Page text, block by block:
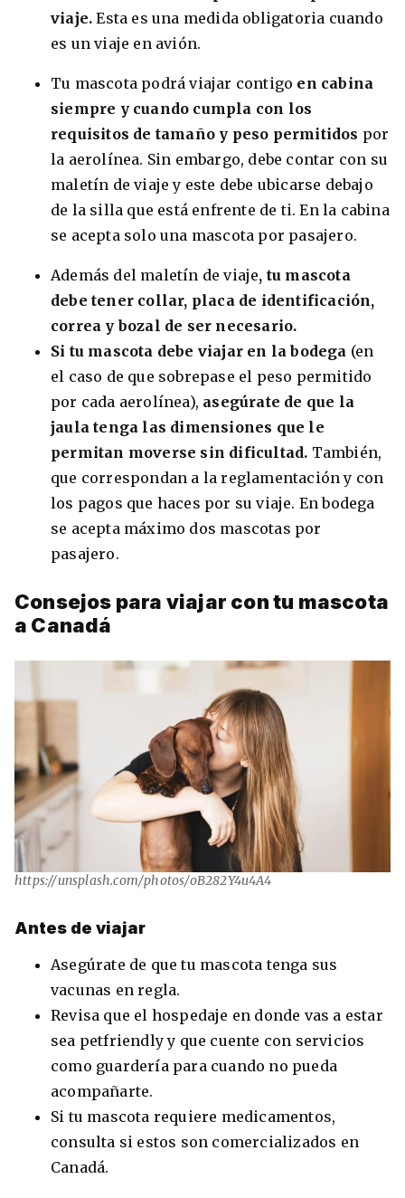
viaje.Esta es una medida obligatoria cuando
es un viaje en avión.
Tu mascota podrá viajar contigo en cabina
siempre y cuando cumpla con los
requisitos de tamaño y peso permitidos por
la aerolínea. Sin embargo, debe contar con su
maletín de viaje y este debe ubicarse debajo
de la silla que está enfrente de ti. En la cabina
se acepta solo una mascota por pasajero.
Además del maletín de viaje, tu mascota
debe tener collar, placa de identificación,
correa y bozal de ser necesario.
Si tu mascota debe viajar en la bodega (en
el caso de que sobrepase el peso permitido
por cada aerolínea), asegúrate de que la
jaula tenga las dimensiones que le
permitan moverse sin dificultad. También,
que correspondan a la reglamentación y con
los pagos que haces por su viaje. En bodega
se acepta máximo dos mascotas por
pasajero.
Consejos para viajar con tu mascota
a Canadá
https://unsplash.com/photos/oB282Y4u4A4
Antes de viajar
Asegúrate de que tu mascota tenga sus
vacunas en regla.
Revisa que el hospedaje en donde vas a estar
sea petfriendly y que cuente con servicios
como guardería para cuando no pueda
acompañarte.
Si tu mascota requiere medicamentos,
consulta si estos son comercializados en
Canadá.